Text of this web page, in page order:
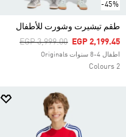
-45%
طقم تيشيرت وشورت للأطفال
Price Reduced From
EGP 3,999.00ToEGP 2,199.45
اطفال 4-8 سنوات Originals
2 Colours